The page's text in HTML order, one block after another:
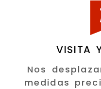
VISITA
Nos
medidas